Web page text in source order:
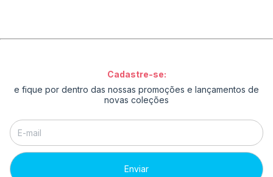
Cadastre-se:
e fique por dentro das nossas promoções e lançamentos de
novas coleções